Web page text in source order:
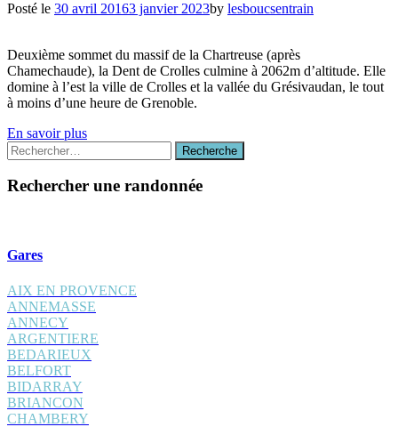
Posté le 30 avril 20163 janvier 2023by lesboucsentrain
Deuxième sommet du massif de la Chartreuse (après
Chamechaude), la Dent de Crolles culmine à 2062m d’altitude. Elle
domine à l’est la ville de Crolles et la vallée du Grésivaudan, le tout
à moins d’une heure de Grenoble.
En savoir plus
Recherche
:
Recherche
Rechercher une randonnée
Gares
AIX EN PROVENCE
ANNEMASSE
ANNECY
ARGENTIERE
BEDARIEUX
BELFORT
BIDARRAY
BRIANCON
CHAMBERY